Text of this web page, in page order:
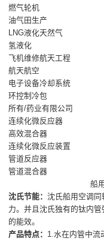
燃气轮机
油气田生产
LNG液化天然气
氢液化
飞机维修航天工程
航天航空
电子设备冷却系统
环控制冷包
所有/药业有限公司
连续化微反应器
高效混合器
连续化微反应装置
管道反应器
管道混合器
船
沈氏节能：沈氏船用空调
力。并且沈氏独有的钛内
的能效。
产品特点： 1.水在内管中流